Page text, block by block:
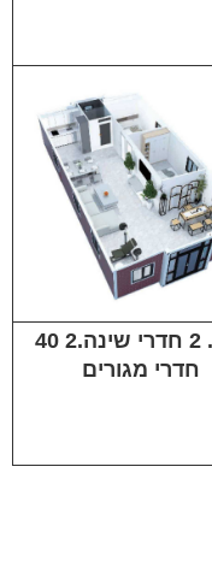
40 רגל. 2 חדרי שינה.2
חדרי מגורים